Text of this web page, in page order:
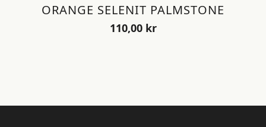
ORANGE SELENIT PALMSTONE
110,00 kr